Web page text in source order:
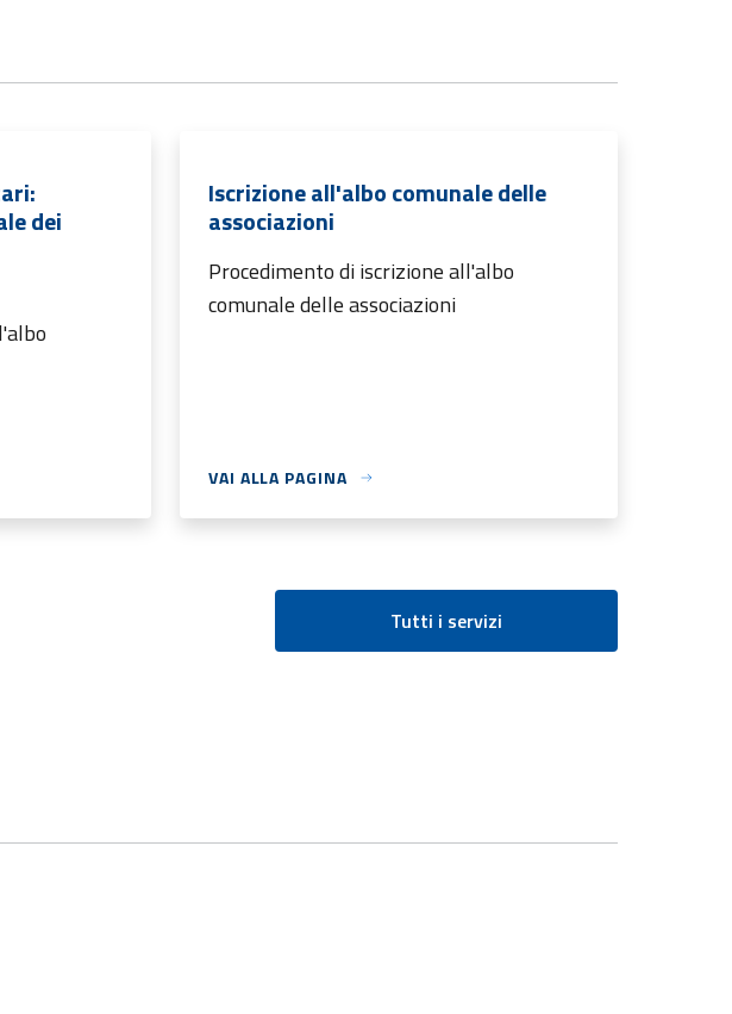
dei
Iscrizione all'albo comunale delle
associazioni
Procedimento di iscrizione all'albo
comunale delle associazioni
VAI ALLA PAGINA
Tutti i servizi